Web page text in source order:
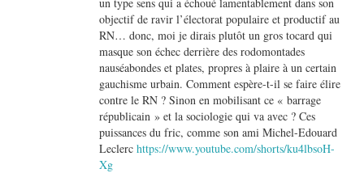
objectif de ravir l’électorat populaire et productif au
RN… donc, moi je dirais plutôt un gros tocard qui
masque son échec derrière des rodomontades
nauséabondes et plates, propres à plaire à un certain
gauchisme urbain. Comment espère-t-il se faire élire
contre le RN ? Sinon en mobilisant ce « barrage
républicain » et la sociologie qui va avec ? Ces
puissances du fric, comme son ami Michel-Edouard
Leclerchttps://www.youtube.com/shorts/ku4lbsoH-
Xg